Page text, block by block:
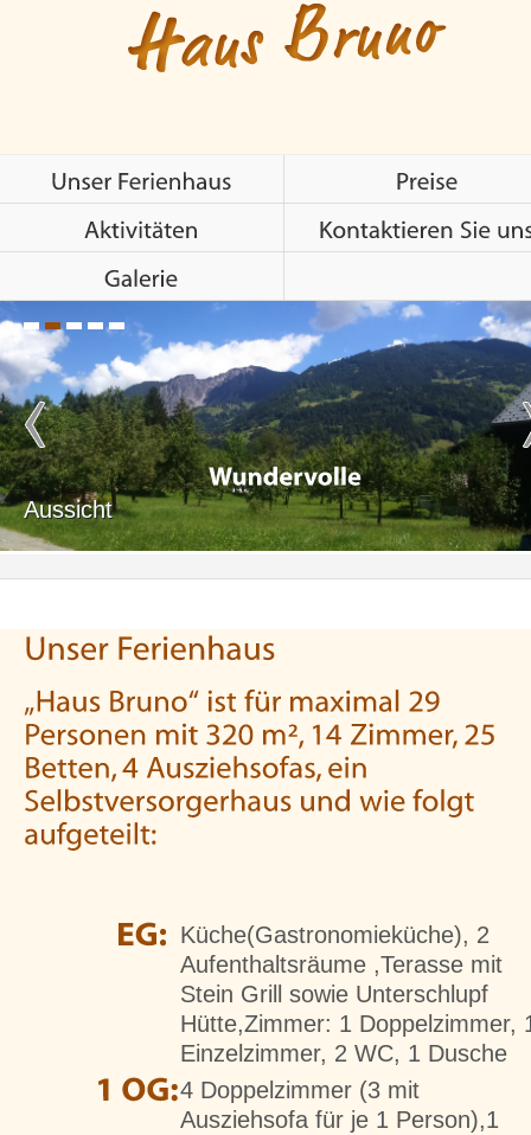
Aussicht
Küche(Gastronomieküche), 2
Aufenthaltsräume ,Terasse mit
Stein Grill sowie Unterschlupf
Hütte,Zimmer: 1 Doppelzimmer,
Einzelzimmer, 2 WC, 1 Dusche
4 Doppelzimmer (3 mit
Ausziehsofa für je 1 Person),1